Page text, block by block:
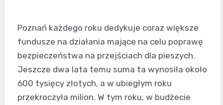
Poznań każdego roku dedykuje coraz większe
fundusze na działania mające na celu poprawę
bezpieczeństwa na przejściach dla pieszych.
Jeszcze dwa lata temu suma ta wynosiła około
600 tysięcy złotych, a w ubiegłym roku
przekroczyła milion. W tym roku, w budżecie